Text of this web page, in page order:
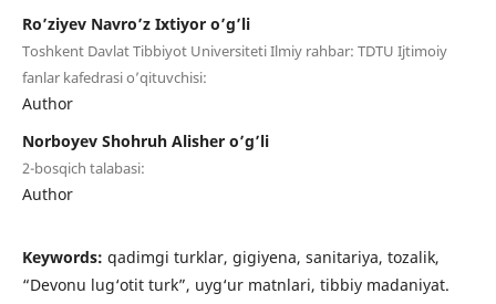
Ro’ziyev Navro’z Ixtiyor o’g’li
Toshkent Davlat Tibbiyot Universiteti Ilmiy rahbar: TDTU Ijtimoiy
fanlar kafedrasi o’qituvchisi:
Author
Norboyev Shohruh Alisher o’g’li
2-bosqich talabasi:
Author
Keywords: qadimgi turklar, gigiyena, sanitariya, tozalik,
“Devonu lug‘otit turk”, uyg‘ur matnlari, tibbiy madaniyat.